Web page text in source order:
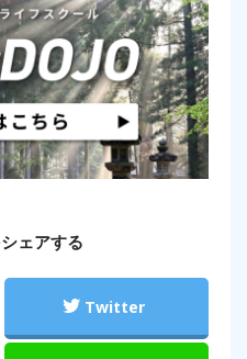
ェアする
Twitter